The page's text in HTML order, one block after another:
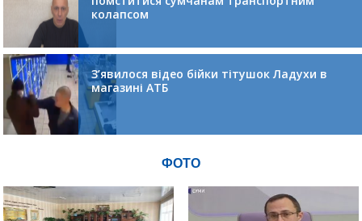
колапсом
З’явилося відео бійки тітушок Ладухи в
магазині АТБ
ФОТО